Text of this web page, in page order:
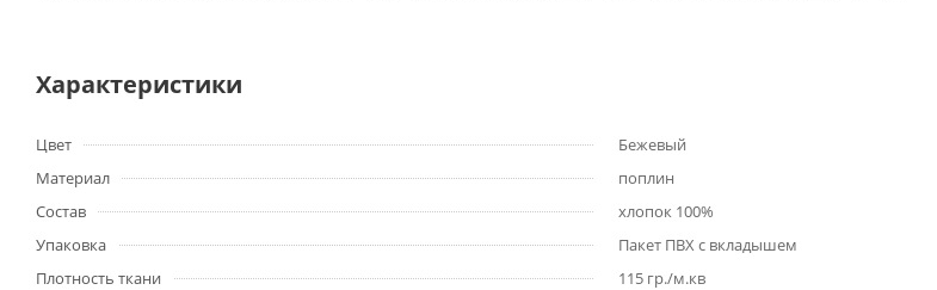
Характеристики
Цвет
Бежевый
Материал
поплин
Состав
хлопок 100%
Упаковка
Пакет ПВХ с вкладышем
Плотность ткани
115 гр./м.кв